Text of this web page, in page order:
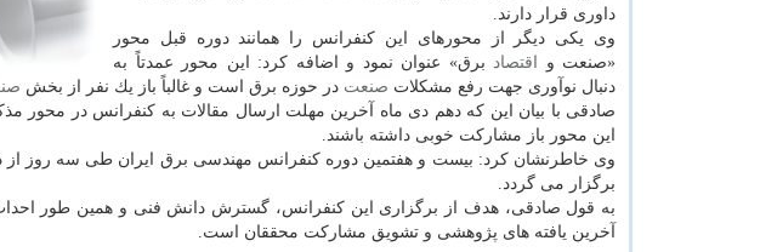
داوری قرار دارند.
وی یكی دیگر از محورهای این كنفرانس را همانند دوره قبل محور
«صنعت و
اقتصاد برق» عنوان نمود و اضافه كرد: این محور عمدتاً به
دنبال نوآوری جهت رفع مشكلات صنعت در حوزه برق است و غالباً باز یك نفر از بخش
صادقی با بیان این كه دهم دی ماه آخرین مهلت ارسال مقالات به كنفرانس در محور
این محور باز مشاركت خوبی داشته باشند.
برگزار می گردد.
به قول صادقی، هدف از برگزاری این كنفرانس، گسترش دانش فنی و همین طور
آخرین یافته های پژوهشی و تشویق مشاركت محققان است.